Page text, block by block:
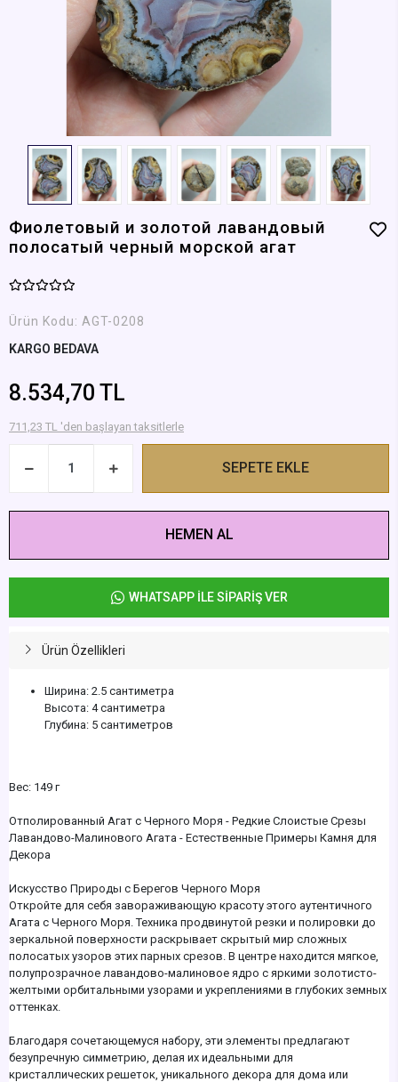
Фиолетовый и золотой лавандовый
полосатый черный морской агат
Ürün Kodu: AGT-0208
KARGO BEDAVA
8.534,70 TL
711,23 TL 'den başlayan taksitlerle
SEPETE EKLE
HEMEN AL
WHATSAPP İLE SİPARİŞ VER
Ürün Özellikleri
Ширина: 2.5 сантиметра
Высота: 4 сантиметра
Глубина: 5 сантиметров
Вес: 149 г
Отполированный Агат с Черного Моря - Редкие Слоистые Срезы
Лавандово-Малинового Агата - Естественные Примеры Камня для
Декора
Искусство Природы с Берегов Черного Моря
Откройте для себя завораживающую красоту этого аутентичного
Агата с Черного Моря. Техника продвинутой резки и полировки до
зеркальной поверхности раскрывает скрытый мир сложных
полосатых узоров этих парных срезов. В центре находится мягкое,
полупрозрачное лавандово-малиновое ядро с яркими золотисто-
желтыми орбитальными узорами и укреплениями в глубоких земных
оттенках.
Благодаря сочетающемуся набору, эти элементы предлагают
безупречную симметрию, делая их идеальными для
кристаллических решеток, уникального декора для дома или